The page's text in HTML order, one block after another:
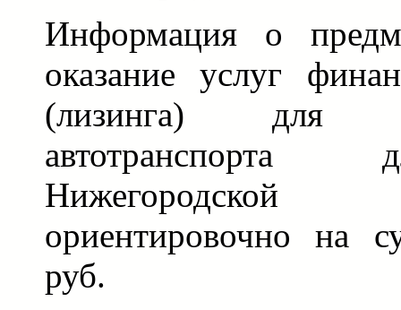
Информация о
оказание услуг
(лизинга) для
ориентировочно на
руб.